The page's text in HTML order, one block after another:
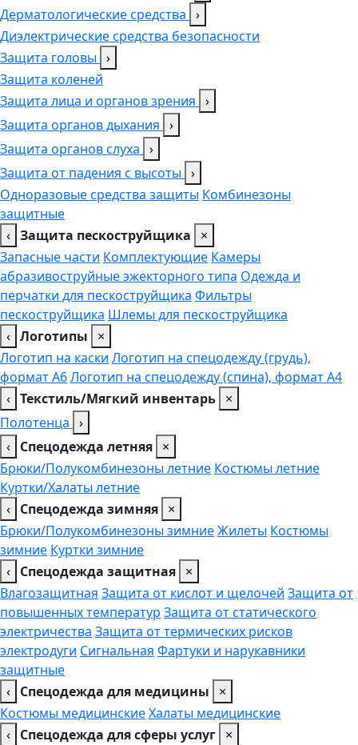
Дерматологические средства ›
Диэлектрические средства безопасности
Защита головы ›
Защита коленей
Защита лица и органов зрения ›
Защита органов дыхания ›
Защита органов слуха ›
Защита от падения с высоты ›
Одноразовые средства защиты Комбинезоны
защитные
‹ Защита пескоструйщика
×
Запасные части Комплектующие Камеры
абразивоструйные эжекторного типа Одежда и
перчатки для пескоструйщика Фильтры
пескоструйщика Шлемы для пескоструйщика
‹ Логотипы
×
Логотип на каски Логотип на спецодежду (грудь),
формат А6Логотип на спецодежду (спина), формат А4
‹ Текстиль/Мягкий инвентарь ×
Полотенца ›
‹ Спецодежда летняя ×
Брюки/Полукомбинезоны летние Костюмы летние
Куртки/Халаты летние
‹ Спецодежда зимняя ×
Брюки/Полукомбинезоны зимниеЖилеты Костюмы
зимние Куртки зимние
‹ Спецодежда защитная ×
Влагозащитная Защита от кислот и щелочей Защита от
повышенных температур Защита от статического
электричества Защита от термических рисков
электродуги Сигнальная Фартуки и нарукавники
защитные
‹ Спецодежда для медицины
×
Костюмы медицинскиеХалаты медицинские
‹ Спецодежда для сферы услуг ×